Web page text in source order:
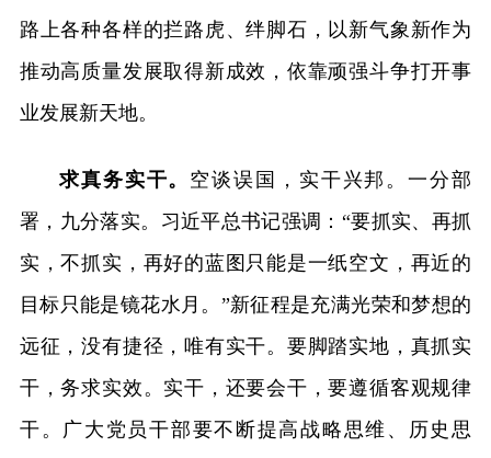
路上各种各样的拦路虎、绊脚石，以新气象新作为
推动高质量发展取得新成效，依靠顽强斗争打开事
业发展新天地。
求真务实干。 空谈误国，实干兴邦。一分部
署，九分落实。习近平总书记强调：“要抓实、再抓
实，不抓实，再好的蓝图只能是一纸空文，再近的
目标只能是镜花水月。”新征程是充满光荣和梦想的
远征，没有捷径，唯有实干。要脚踏实地，真抓实
干，务求实效。实干，还要会干，要遵循客观规律
干。广大党员干部要不断提高战略思维、历史思